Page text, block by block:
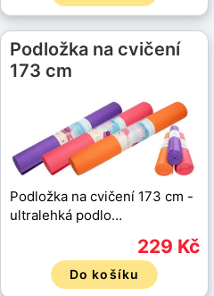
Podložka na cvičení
173 cm
Podložka na cvičení 173 cm -
ultralehká podlo…
229 Kč
Do košíku